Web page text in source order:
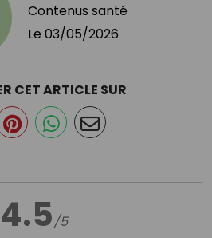
Contenus santé
Le 03/05/2026
4.5/5
CET ARTICLE SUR